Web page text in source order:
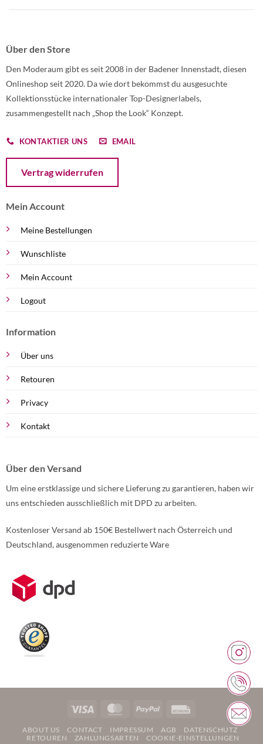
Über den Store
Den Moderaum gibt es seit 2008 in der Badener Innenstadt, diesen
Onlineshop seit 2020. Da wie dort bekommst du ausgesuchte
Kollektionsstücke internationaler Top-Designerlabels,
zusammengestellt nach „Shop the Look“ Konzept.
KONTAKTIER UNS EMAIL
Vertrag widerrufen
Mein Account
Meine Bestellungen
Wunschliste
Mein Account
Logout
Information
Über uns
Retouren
Privacy
Kontakt
Über den Versand
Um eine erstklassige und sichere Lieferung zu garantieren, haben wir
uns entschieden ausschließlich mit DPD zu arbeiten.
Kostenloser Versand ab 150€ Bestellwert nach Österreich und
Deutschland, ausgenommen reduzierte Ware
Weitere Informationen über den gesperrten Inhalt.
Visa MasterCardPayPal
ABOUT US CONTACT IMPRESSUM AGB
DATENSCHUTZ
RETOUREN
ZAHLUNGSARTEN COOKIE-EINSTELLUNGEN